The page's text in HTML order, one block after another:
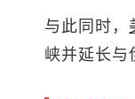
与此同时，
峡并延长与